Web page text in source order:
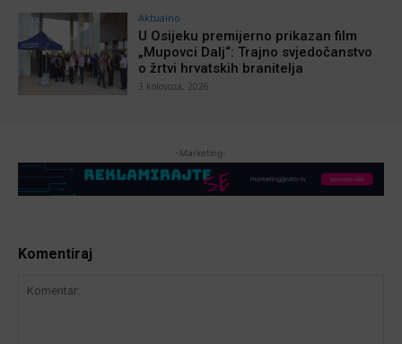
Aktualno
U Osijeku premijerno prikazan film
„Mupovci Dalj“: Trajno svjedočanstvo
o žrtvi hrvatskih branitelja
3 kolovoza, 2026
-Marketing-
Komentiraj